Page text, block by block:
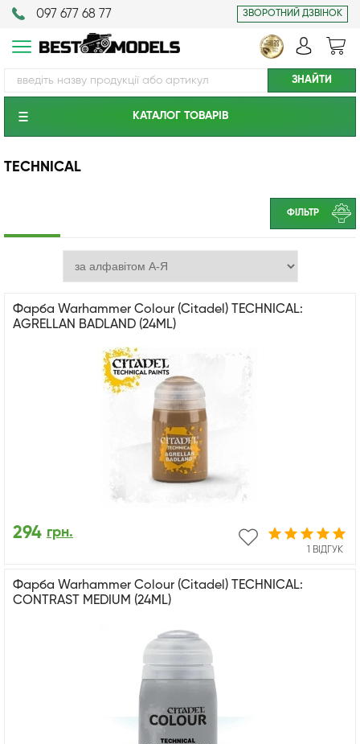
097 677 68 77 ЗВОРОТНИЙ ДЗВІНОК
КАТАЛОГ ТОВАРIВ
TECHNICAL
ФІЛЬТР
Фарба Warhammer Colour (Citadel) TECHNICAL:
AGRELLAN BADLAND (24ML)
1 ВІДГУК
294 грн.
Фарба Warhammer Colour (Citadel) TECHNICAL:
CONTRAST MEDIUM (24ML)